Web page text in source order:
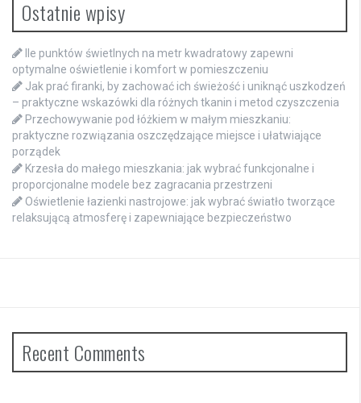
Ostatnie wpisy
Ile punktów świetlnych na metr kwadratowy zapewni
optymalne oświetlenie i komfort w pomieszczeniu
Jak prać firanki, by zachować ich świeżość i uniknąć uszkodzeń
– praktyczne wskazówki dla różnych tkanin i metod czyszczenia
Przechowywanie pod łóżkiem w małym mieszkaniu:
praktyczne rozwiązania oszczędzające miejsce i ułatwiające
porządek
Krzesła do małego mieszkania: jak wybrać funkcjonalne i
proporcjonalne modele bez zagracania przestrzeni
Oświetlenie łazienki nastrojowe: jak wybrać światło tworzące
relaksującą atmosferę i zapewniające bezpieczeństwo
Recent Comments